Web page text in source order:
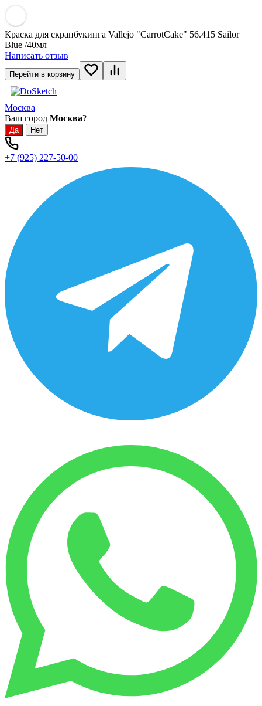
Краска для скрапбукинга Vallejo "CarrotCake" 56.415 Sailor
Blue /40мл
Написать отзыв
Перейти в корзину
Москва
Ваш город Москва?
+7 (925) 227-50-00